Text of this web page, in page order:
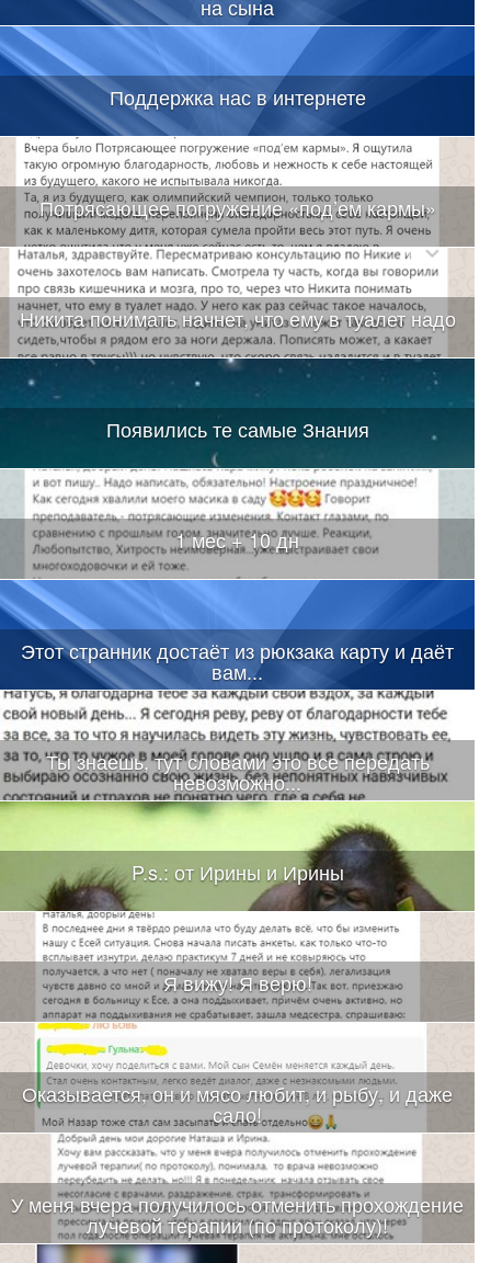
на сына
Поддержка нас в интернете
Потрясающее погружение «под’ем кармы»
Никита понимать начнет, что ему в туалет надо
Появились те самые Знания
1 мес + 10 дн
Этот странник достаёт из рюкзака карту и даёт
вам...
Ты знаешь, тут словами это все передать
невозможно...
P.s.: от Ирины и Ирины
Я вижу! Я верю!
Оказывается, он и мясо любит, и рыбу, и даже
сало!
У меня вчера получилось отменить прохождение
лучевой терапии (по протоколу)!